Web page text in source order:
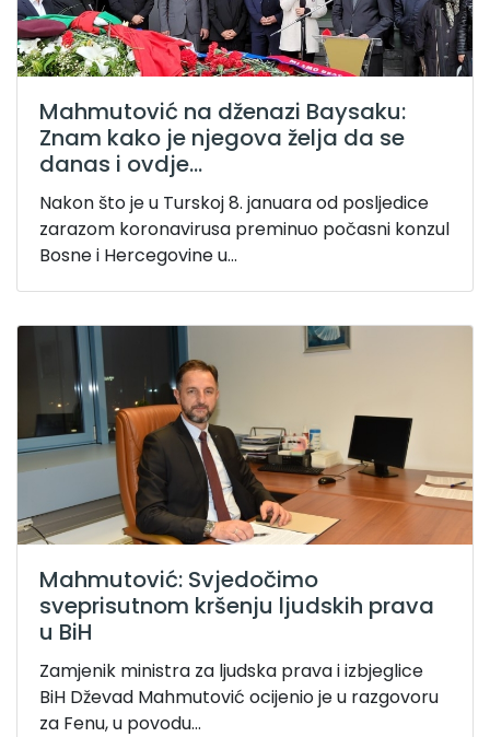
Mahmutović na dženazi Baysaku:
Znam kako je njegova želja da se
danas i ovdje...
Nakon što je u Turskoj 8. januara od posljedice
zarazom koronavirusa preminuo počasni konzul
Bosne i Hercegovine u...
Mahmutović: Svjedočimo
sveprisutnom kršenju ljudskih prava
u BiH
Zamjenik ministra za ljudska prava i izbjeglice
BiH Dževad Mahmutović ocijenio je u razgovoru
za Fenu, u povodu...